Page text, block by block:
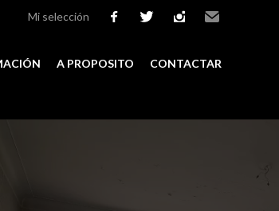
Mi selección
A PROPOSITO CONTACTAR